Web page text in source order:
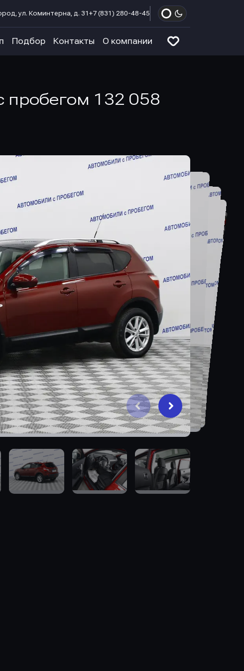
ул. Коминтерна, д. 31 +7 (831) 280-48-45
Подбор Контакты О компании
пробегом 132 058